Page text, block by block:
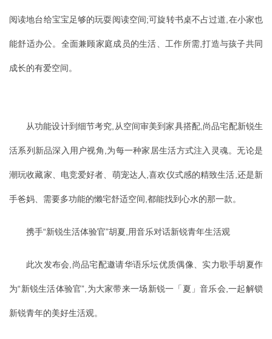
阅读地台给宝宝足够的玩耍阅读空间;可旋转书桌不占过道,在小家也
能舒适办公。全面兼顾家庭成员的生活、工作所需,打造与孩子共同
成长的有爱空间。
从功能设计到细节考究,从空间审美到家具搭配,尚品宅配新锐生
活系列新品深入用户视角,为每一种家居生活方式注入灵魂。无论是
潮玩收藏家、电竞爱好者、萌宠达人,喜欢仪式感的精致生活,还是新
手爸妈、需要多功能的懒宅舒适空间,都能找到心水的那一款。
携手“新锐生活体验官”胡夏,用音乐对话新锐青年生活观
此次发布会,尚品宅配邀请华语乐坛优质偶像、实力歌手胡夏作
为“新锐生活体验官”,为大家带来一场新锐一「夏」音乐会,一起解锁
新锐青年的美好生活观。